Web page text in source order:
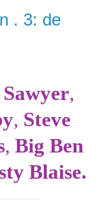
. 3: de
,
, Steve
, Big Ben
Blaise.